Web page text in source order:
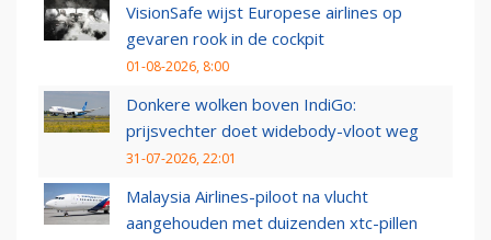
VisionSafe wijst Europese airlines op
gevaren rook in de cockpit
01-08-2026, 8:00
Donkere wolken boven IndiGo:
prijsvechter doet widebody-vloot weg
31-07-2026, 22:01
Malaysia Airlines-piloot na vlucht
aangehouden met duizenden xtc-pillen